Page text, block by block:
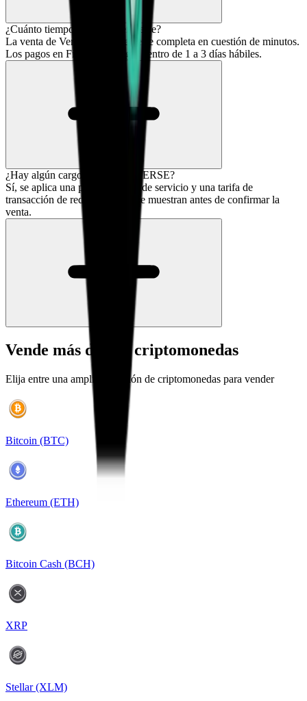
¿Cuánto tiempo lleva vender Verse?
La venta de Verse normalmente se completa en cuestión de minutos.
Los pagos en Fiat suelen llegar dentro de 1 a 3 días hábiles.
¿Hay algún cargo por vender VERSE?
Sí, se aplica una pequeña tarifa de servicio y una tarifa de
transacción de red. Las tarifas se muestran antes de confirmar la
venta.
Vende más de 120 criptomonedas
Elija entre una amplia selección de criptomonedas para vender
Bitcoin (BTC)
Ethereum (ETH)
Bitcoin Cash (BCH)
XRP
Stellar (XLM)